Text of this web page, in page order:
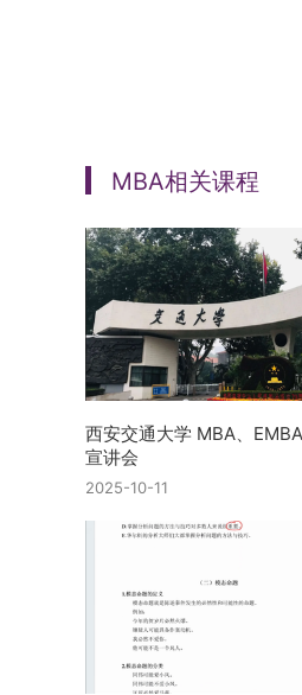
MBA相关课程
西安交通大学 MBA、
宣讲会
2025-10-11